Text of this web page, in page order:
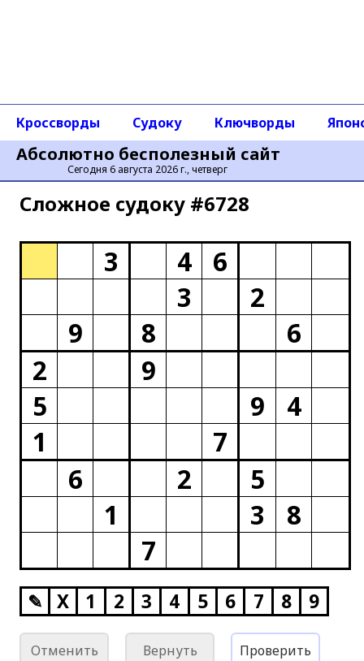
Абсолютно бесполезный сайт
Сегодня 6 августа 2026 г., четверг
Кроссворды Судоку Ключворды
Сложное cудоку #6728
3 4
6
3
2
9
8
6
2
9
5
9
4
1
7
6
2
5
1
3
8
7
✎ X 1 2 3 4 5 6 7 8 9
Отменить Вернуть Проверить